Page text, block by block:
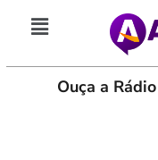
Ouça a